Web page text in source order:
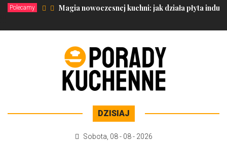
Polecamy Magia nowoczesnej kuchni: jak działa płyta
DZISIAJ
Sobota 08 - 08 - 2026